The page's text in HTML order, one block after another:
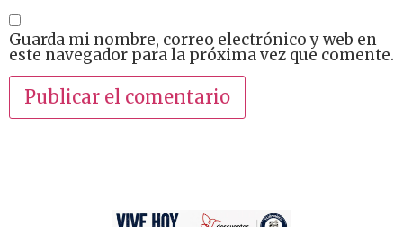
Guarda mi nombre, correo electrónico y web en
este navegador para la próxima vez que comente.